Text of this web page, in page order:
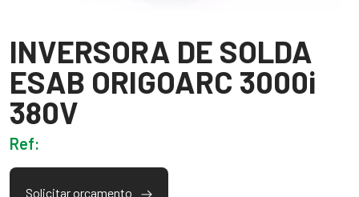
INVERSORA DE SOLDA
ESAB ORIGOARC 3000i
380V
Ref:
Solicitar orçamento